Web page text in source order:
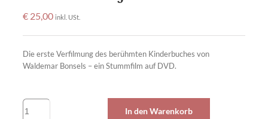
€ 25,00 inkl. USt.
Die erste Verfilmung des berühmten Kinderbuches von
Waldemar Bonsels – ein Stummfilm auf DVD.
Die
Biene
In den Warenkorb